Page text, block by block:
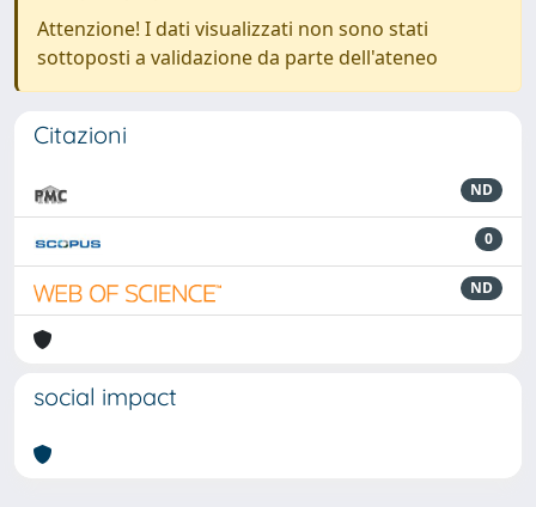
Attenzione! I dati visualizzati non sono stati
sottoposti a validazione da parte dell'ateneo
Citazioni
ND
0
ND
social impact